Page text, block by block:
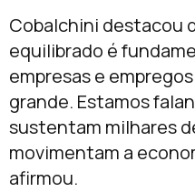
Cobalchini destacou
equilibrado é
empresas e
grande. Estamos
sustentam milhares
movimentam a
afirmou.